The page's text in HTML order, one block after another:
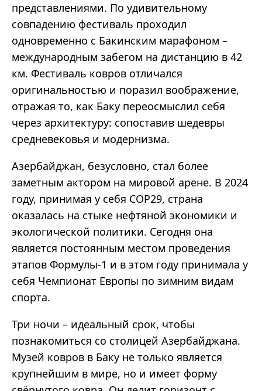
представлениями. По удивительному
совпадению фестиваль проходил
одновременно с Бакинским марафоном –
международным забегом на дистанцию в 42
км. Фестиваль ковров отличался
оригинальностью и поразил воображение,
отражая то, как Баку переосмыслил себя
через архитектуру: сопоставив шедевры
средневековья и модернизма.
Азербайджан, безусловно, стал более
заметным актором на мировой арене. В 2024
году, принимая у себя COP29, страна
оказалась на стыке нефтяной экономики и
экологической политики. Сегодня она
является постоянным местом проведения
этапов Формулы-1 и в этом году принимала у
себя Чемпионат Европы по зимним видам
спорта.
Три ночи – идеальный срок, чтобы
познакомиться со столицей Азербайджана.
Музей ковров в Баку не только является
крупнейшим в мире, но и имеет форму